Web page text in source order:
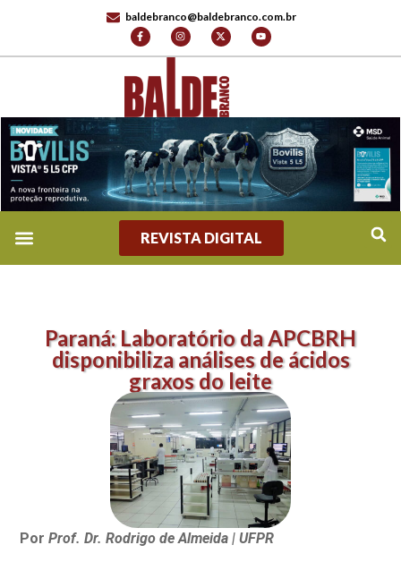
baldebranco@baldebranco.com.br
REVISTA DIGITAL
Paraná: Laboratório da APCBRH
disponibiliza análises de ácidos
graxos do leite
PorProf. Dr. Rodrigo de Almeida | UFPR